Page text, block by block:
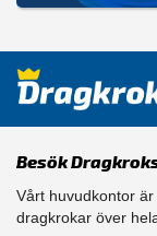
Besök
Vårt huvudkontor
dragkrokar över